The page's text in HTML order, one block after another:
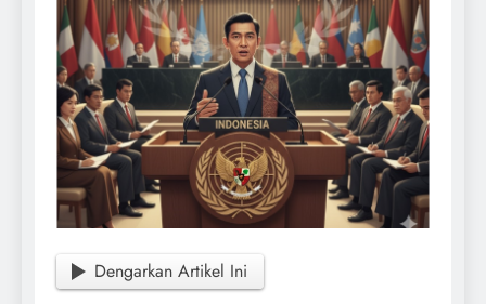
Dengarkan Artikel Ini